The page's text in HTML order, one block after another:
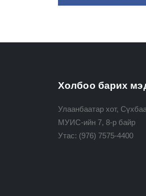
Холбоо барих
Улаанбаатар хот,
МУИС-ийн 7, 8-р байр
Утас: (976) 7575-4400